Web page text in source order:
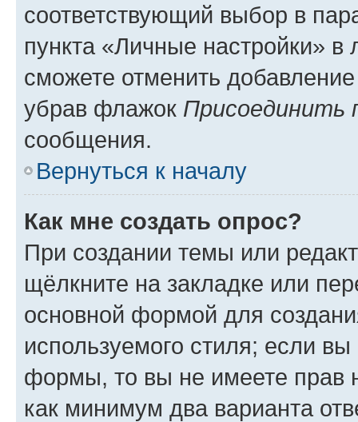
соответствующий выбор в
пункта «Личные настройки»
сможете отменить
убрав флажок Присоединить
сообщения.
Вернуться к началу
Как мне создать опрос?
При создании темы или
щёлкните на закладке или
основной формой для
используемого стиля; если
формы, то вы не имеете прав
как минимум два варианта